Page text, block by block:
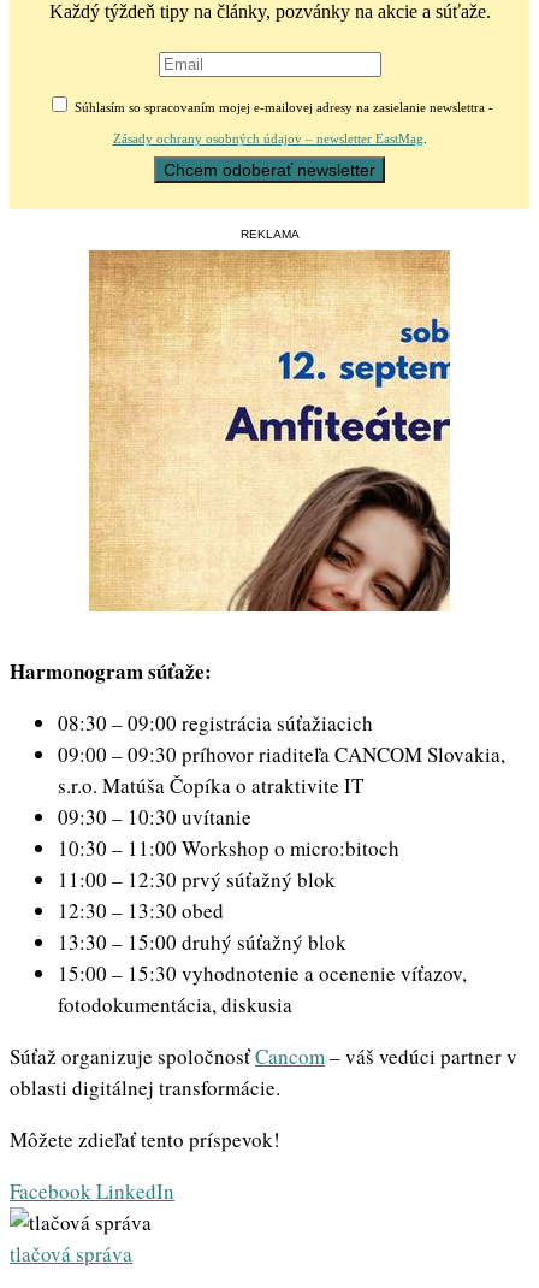
Každý týždeň tipy na články, pozvánky na akcie a súťaže.
Súhlasím so spracovaním mojej e-mailovej adresy na zasielanie newslettra -
Zásady ochrany osobných údajov – newsletter EastMag
REKLAMA
Harmonogram súťaže:
08:30 – 09:00 registrácia súťažiacich
09:00 – 09:30 príhovor riaditeľa CANCOM Slovakia,
s.r.o. Matúša Čopíka o atraktivite IT
09:30 – 10:30 uvítanie
10:30 – 11:00 Workshop o micro:bitoch
11:00 – 12:30 prvý súťažný blok
12:30 – 13:30 obed
13:30 – 15:00 druhý súťažný blok
15:00 – 15:30 vyhodnotenie a ocenenie víťazov,
fotodokumentácia, diskusia
Súťaž organizuje spoločnosťCancom– váš vedúci partner v
oblasti digitálnej transformácie.
Môžete zdieľať tento príspevok!
FacebookLinkedIn
tlačová správa